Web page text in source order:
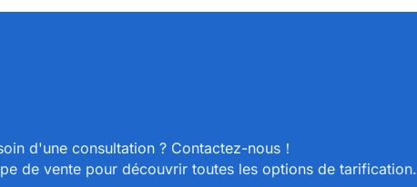
d'une consultation ? Contactez-nous！
de vente pour découvrir toutes les options de tarification.